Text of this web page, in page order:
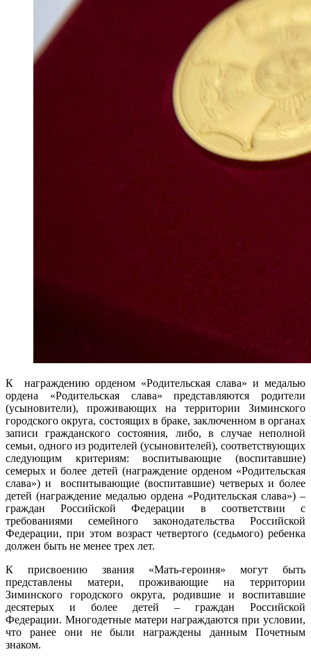
К
награждению орденом «Родительская слава» и медалью
ордена «Родительская слава» представляются родители
(усыновители), проживающих на территории Зиминского
городского округа, состоящих в браке, заключенном в органах
записи гражданского состояния, либо, в случае неполной
семьи, одного из родителей (усыновителей), соответствующих
следующим критериям: воспитывающие (воспитавшие)
семерых и более детей (награждение орденом «Родительская
слава») и воспитывающие (воспитавшие) четверых и более
детей (награждение медалью ордена «Родительская слава») –
граждан Российской Федерации в соответствии с
требованиями семейного законодательства Российской
Федерации, при этом возраст четвертого (седьмого) ребенка
должен быть не менее трех лет.
К присвоению звания «Мать-героиня» могут быть
представлены матери, проживающие на территории
Зиминского городского округа, родившие и воспитавшие
десятерых и более детей – граждан Российской
Федерации. Многодетные матери награждаются при условии,
что ранее они не были награждены данным Почетным
знаком.